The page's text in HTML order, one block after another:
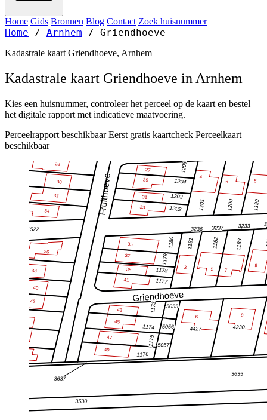
Home Gids Bronnen Blog Contact Zoek huisnummer
Home / Arnhem / Griendhoeve
Kadastrale kaart Griendhoeve, Arnhem
Kadastrale kaart Griendhoeve in Arnhem
Kies een huisnummer, controleer het perceel op de kaart en bestel
het digitale rapport met indicatieve maatvoering.
Perceelrapport beschikbaar Eerst gratis kaartcheck Perceelkaart
beschikbaar